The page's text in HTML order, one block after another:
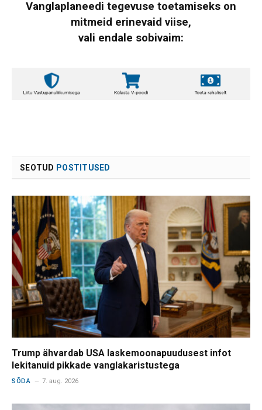
Vanglaplaneedi tegevuse toetamiseks on
mitmeid erinevaid viise,
vali endale sobivaim:
SEOTUD POSTITUSED
Trump ähvardab USA laskemoonapuudusest infot
lekitanuid pikkade vanglakaristustega
SÕDA 7. aug. 2026